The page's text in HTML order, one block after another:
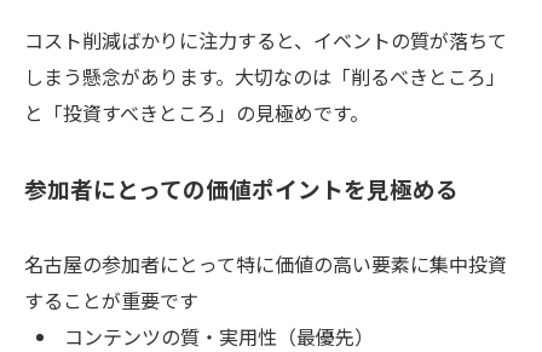
コスト削減ばかりに注力すると、イベントの質が落ちて
しまう懸念があります。大切なのは「削るべきところ」
と「投資すべきところ」の見極めです。
参加者にとっての価値ポイントを見極める
名古屋の参加者にとって特に価値の高い要素に集中投資
することが重要です
コンテンツの質・実用性（最優先）